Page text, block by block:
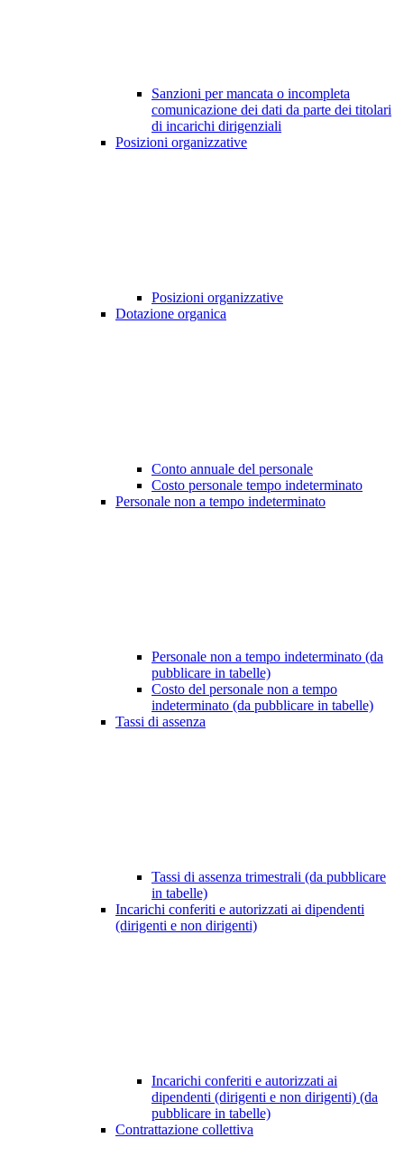
Sanzioni per mancata o incompleta
comunicazione dei dati da parte dei titolari
di incarichi dirigenziali
Posizioni organizzative
Posizioni organizzative
Dotazione organica
Conto annuale del personale
Costo personale tempo indeterminato
Personale non a tempo indeterminato
Personale non a tempo indeterminato (da
pubblicare in tabelle)
Costo del personale non a tempo
indeterminato (da pubblicare in tabelle)
Tassi di assenza
Tassi di assenza trimestrali (da pubblicare
in tabelle)
Incarichi conferiti e autorizzati ai dipendenti
(dirigenti e non dirigenti)
Incarichi conferiti e autorizzati ai
dipendenti (dirigenti e non dirigenti) (da
pubblicare in tabelle)
Contrattazione collettiva